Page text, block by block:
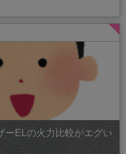
ーELの火力比較がエグい